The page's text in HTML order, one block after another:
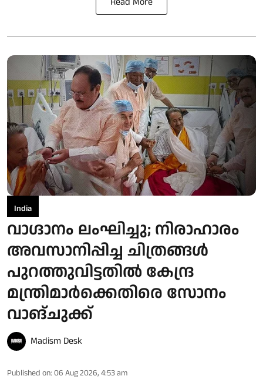
India
വാഗ്ദാനം ലംഘിച്ചു; നിരാഹാരം
അവസാനിപ്പിച്ച ചിത്രങ്ങൾ
പുറത്തുവിട്ടതിൽ കേന്ദ്ര
മന്ത്രിമാർക്കെതിരെ സോനം
വാങ്ചുക്ക്
Madism Desk
Published on: 06 Aug 2026, 4:53 am